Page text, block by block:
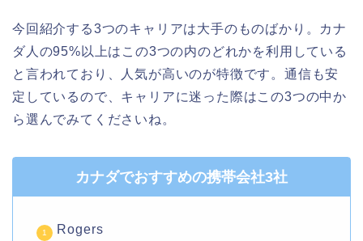
今回紹介する3つのキャリアは大手のものばかり。カナ
ダ人の95%以上はこの3つの内のどれかを利用している
と言われており、人気が高いのが特徴です。通信も安
定しているので、キャリアに迷った際はこの3つの中か
ら選んでみてくださいね。
カナダでおすすめの携帯会社3社
Rogers